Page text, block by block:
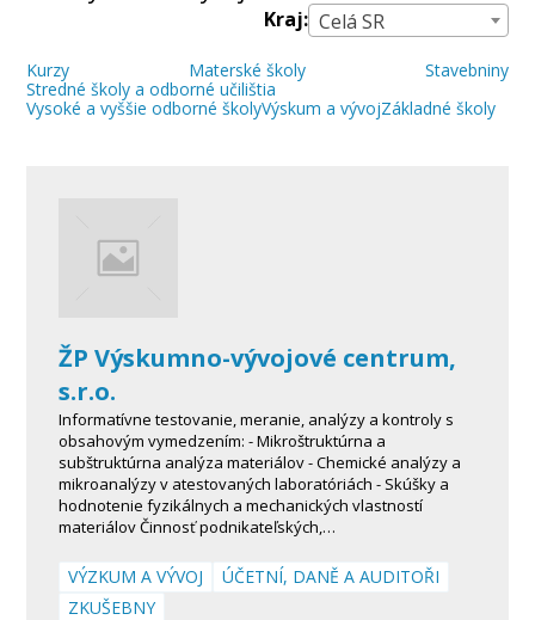
Kraj: Celá SR
Kurzy Materské školy
Stavebniny
Stredné školy a odborné učilištia
Vysoké a vyššie odborné školyVýskum a vývojZákladné školy
ŽP Výskumno-vývojové centrum,
s.r.o.
Informatívne testovanie, meranie, analýzy a kontroly s
obsahovým vymedzením: - Mikroštruktúrna a
subštruktúrna analýza materiálov - Chemické analýzy a
mikroanalýzy v atestovaných laboratóriách - Skúšky a
hodnotenie fyzikálnych a mechanických vlastností
materiálov Činnosť podnikateľských,…
VÝZKUM A VÝVOJ
ÚČETNÍ, DANĚ A AUDITOŘI
ZKUŠEBNY